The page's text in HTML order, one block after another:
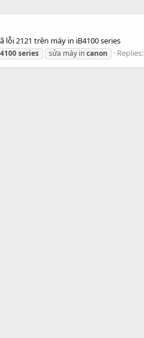
2121 trên máy in iB4100 series
series sửa máy incanon